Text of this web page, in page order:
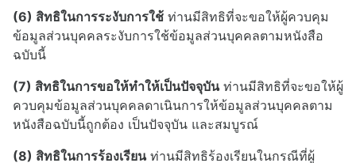
(6) สิทธิในการระงับการใช้ ท่านมีสิทธิที่จะขอให้ผู้ควบคุม
ข้อมูลส่วนบุคคลระงับการใช้ข้อมูลส่วนบุคคลตามหนังสือ
ฉบับนี้
(7) สิทธิในการขอให้ทำให้เป็นปัจจุบันท่านมีสิทธิที่จะขอให้ผู้
ควบคุมข้อมูลส่วนบุคคลดาเนินการให้ข้อมูลส่วนบุคคลตาม
หนังสือฉบับนี้ถูกต้อง เป็นปัจจุบัน และสมบูรณ์
(8) สิทธิในการร้องเรียนท่านมีสิทธิร้องเรียนในกรณีที่ผู้